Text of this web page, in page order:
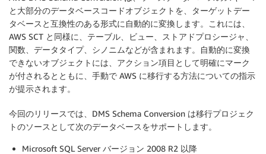
と大部分のデータベースコードオブジェクトを、ターゲットデー
タベースと互換性のある形式に自動的に変換します。これには、
AWS SCT と同様に、テーブル、ビュー、ストアドプロシージャ、
関数、データタイプ、シノニムなどが含まれます。自動的に変換
できないオブジェクトには、アクション項目として明確にマーク
が付されるとともに、手動で AWS に移行する方法についての指示
が提示されます。
今回のリリースでは、DMS Schema Conversion は移行プロジェク
トのソースとして次のデータベースをサポートします。
Microsoft SQL Server バージョン 2008 R2 以降